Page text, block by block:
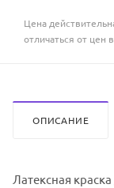
Цена
отличаться от цен
ОПИСАНИЕ
Латексная